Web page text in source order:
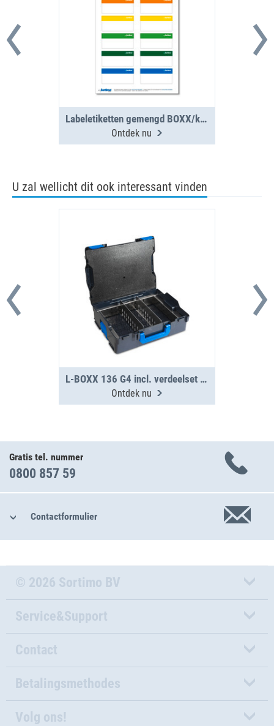
Labeletiketten gemengd BOXX/koffer/clip 12 st. (1 vel)
Ontdek nu
U zal wellicht dit ook interessant vinden
L-BOXX 136 G4 incl. verdeelset 3F
Ontdek nu
Gratis tel. nummer
0800 857 59
Contactformulier
© 2026 Sortimo BV
Service&Support
Contact
Betalingsmethodes
Volg ons!